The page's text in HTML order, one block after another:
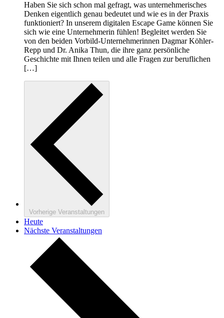
Haben Sie sich schon mal gefragt, was unternehmerisches
Denken eigentlich genau bedeutet und wie es in der Praxis
funktioniert? In unserem digitalen Escape Game können Sie
sich wie eine Unternehmerin fühlen! Begleitet werden Sie
von den beiden Vorbild-Unternehmerinnen Dagmar Köhler-
Repp und Dr. Anika Thun, die ihre ganz persönliche
Geschichte mit Ihnen teilen und alle Fragen zur beruflichen
[…]
Vorherige Veranstaltungen
Heute
Nächste Veranstaltungen